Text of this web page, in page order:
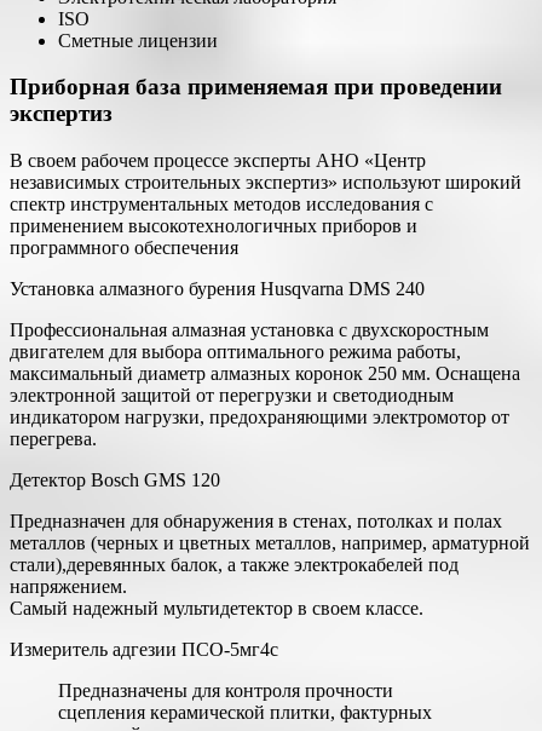
ISO
Сметные лицензии
Приборная база применяемая при проведении
экспертиз
В своем рабочем процессе эксперты АНО «Центр
независимых строительных экспертиз» используют широкий
спектр инструментальных методов исследования с
применением высокотехнологичных приборов и
программного обеспечения
Установка алмазного бурения Husqvarna DMS 240
Профессиональная алмазная установка с двухскоростным
двигателем для выбора оптимального режима работы,
максимальный диаметр алмазных коронок 250 мм. Оснащена
электронной защитой от перегрузки и светодиодным
индикатором нагрузки, предохраняющими электромотор от
перегрева.
Детектор Bosch GMS 120
Предназначен для обнаружения в стенах, потолках и полах
металлов (черных и цветных металлов, например, арматурной
стали),деревянных балок, а также электрокабелей под
напряжением.
Самый надежный мультидетектор в своем классе.
Измеритель адгезии ПСО-5мг4с
Предназначены для контроля прочности
сцепления керамической плитки, фактурных